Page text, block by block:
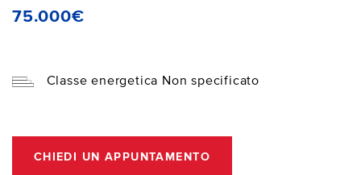
75.000€
Classe energetica Non specificato
CHIEDI UN APPUNTAMENTO